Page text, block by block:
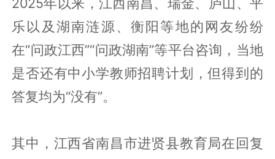
乐以及湖南涟源、衡阳等地的网友纷纷
在“问政江西”“问政湖南”等平台咨询，当地
是否还有中小学教师招聘计划，但得到的
答复均为“没有”。
其中，江西省南昌市进贤县教育局在回复